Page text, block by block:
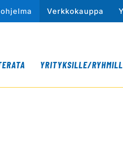
Verkkokauppa
YRITYKSILLE/